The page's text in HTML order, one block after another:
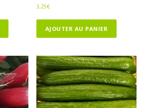
3,25€
AJOUTER AU PANIER